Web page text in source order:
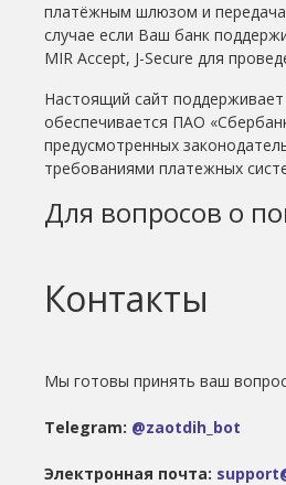
платёжным шлюзом и
случае если Ваш банк
MIR Accept, J-Secure для
Настоящий сайт
обеспечивается ПАО
предусмотренных
требованиями платежных
Для вопросов о
Контакты
Мы готовы принять ваш
Telegram: @zaotdih_bot
Электронная почта: